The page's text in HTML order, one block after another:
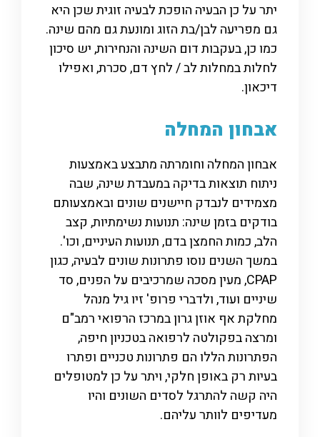
יתר על כן הבעיה הופכת לבעיה זוגית שכן היא
גם מפריעה לבן/בת הזוג ומונעת גם מהם שינה.
כמו כן, בעקבות דום השינה והנחירות, יש סיכון
לחלות במחלות לב / לחץ דם, סכרת, ואפילו
דיכאון.
אבחון המחלה
אבחון המחלה וחומרתה מתבצע באמצעות
ניתוח תוצאות בדיקה במעבדת שינה, שבה
מצמידים לנבדק חיישנים שונים ובאמצעותם
בודקים בזמן שינה: תנועות נשימתיות, קצב
הלב, כמות החמצן בדם, תנועות העיניים, וכו'.
במשך השנים נוסו פתרונות שונים לבעיה, כגון
CPAP, מעין מסכה שמרכיבים על הפנים, סד
שיניים ועוד, ולדברי פרופ' זיו גיל מנהל
מחלקתאף אוזן גרוןבמרכז הרפואי רמב"ם
ומרצה בפקולטה לרפואה בטכניון חיפה,
הפתרונות הללו הם פתרונות טכניים ופתרו
בעיות רק באופן חלקי, ויתר על כן למטופלים
היה קשה להתרגל לסדים השונים והיו
מעדיפים לוותר עליהם.